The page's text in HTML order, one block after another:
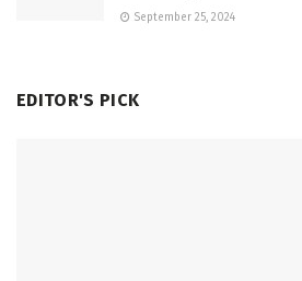
September 25, 2024
EDITOR'S PICK